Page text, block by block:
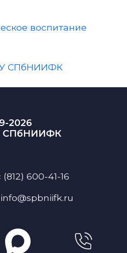
воспитание
СПбНИИФК
2026
СПбНИИФК
600-41-16